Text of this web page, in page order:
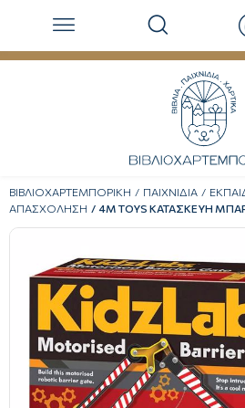
ΒΙΒΛΙΟΧΑΡΤΕΜΠΟΡΙΚΗ ΠΑΙΧΝΙΔΙΑ
ΑΠΑΣΧΟΛΗΣΗ
4M TOYS ΚΑΤΑΣΚΕΥΗ